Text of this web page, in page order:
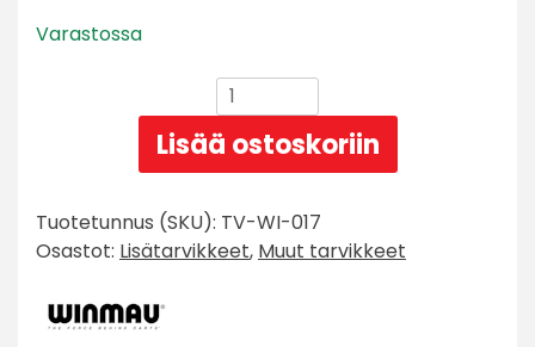
Varastossa
Winmau
Oche
Sticker
Valkoinen
Heittoviiva
määrä
Lisää ostoskoriin
Tuotetunnus (SKU): TV-WI-017
Osastot: Lisätarvikkeet, Muut tarvikkeet